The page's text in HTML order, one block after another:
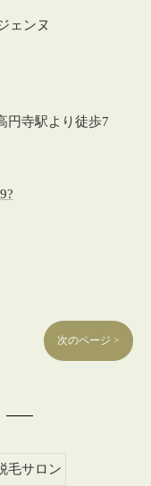
ェンヌ
円寺駅より徒歩7
次のページ >
毛サロン